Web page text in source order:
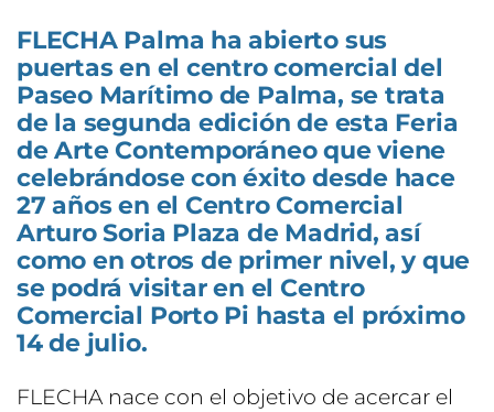
FLECHA Palma ha abierto sus
puertas en el centro comercial del
Paseo Marítimo de Palma, se trata
de la segunda edición de esta Feria
de Arte Contemporáneo que viene
celebrándose con éxito desde hace
27 años en el Centro Comercial
Arturo Soria Plaza de Madrid, así
como en otros de primer nivel, y que
se podrá visitar en el Centro
Comercial Porto Pi hasta el próximo
14 de julio.
FLECHA nace con el objetivo de acercar el